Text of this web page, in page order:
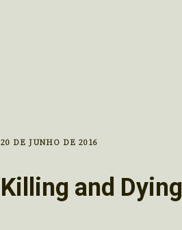
20 DE JUNHO DE 2016
Killing and Dying